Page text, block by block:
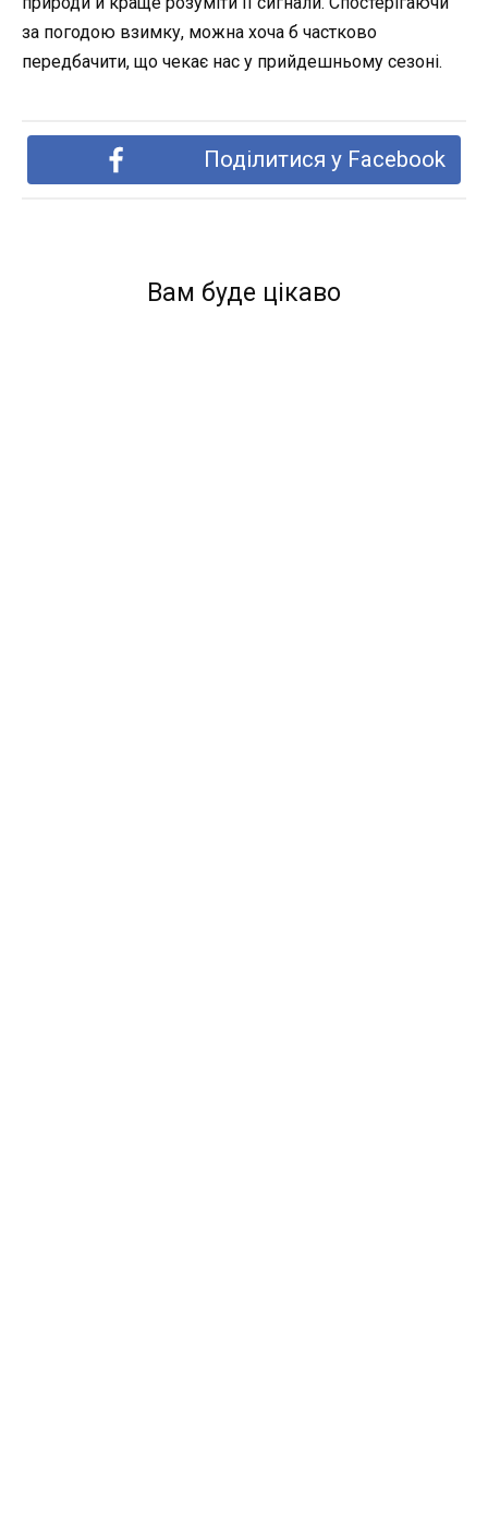
за погодою взимку, можна хоча б частково
передбачити, що чекає нас у прийдешньому сезоні.
Поділитися у Facebook
Вам буде цікаво